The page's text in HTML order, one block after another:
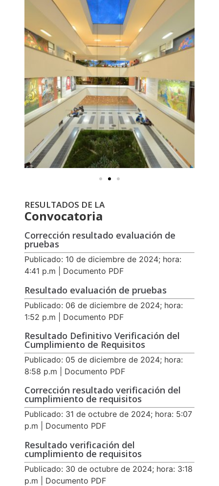
RESULTADOS DE LA
Convocatoria
Corrección resultado evaluación de
pruebas
Publicado: 10 de diciembre de 2024; hora:
4:41 p.m | Documento PDF
Resultado evaluación de pruebas
Publicado: 06 de diciembre de 2024; hora:
1:52 p.m | Documento PDF
Resultado Definitivo Verificación del
Cumplimiento de Requisitos
Publicado: 05 de diciembre de 2024; hora:
8:58 p.m | Documento PDF
Corrección resultado verificación del
cumplimiento de requisitos
Publicado: 31 de octubre de 2024; hora: 5:07
p.m | Documento PDF
Resultado verificación del
cumplimiento de requisitos
Publicado: 30 de octubre de 2024; hora: 3:18
p.m | Documento PDF